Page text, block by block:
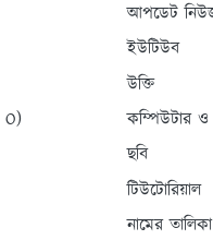
আপডেট
ইউটিউব
উক্তি
কম্পিউটার ও
ছবি
টিউটোরিয়াল
নামের তালিকা